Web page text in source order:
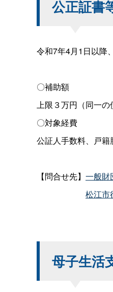
公正証書
令和7年4月1日以降
〇補助額
上限３万円（同一の
〇対象経費
公証人手数料、戸
【問合せ先】 一般財
松江市
母子生活